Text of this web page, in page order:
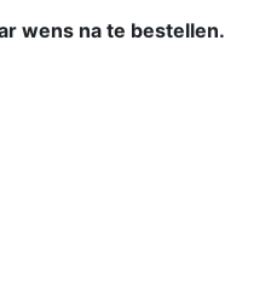
wens na te bestellen.